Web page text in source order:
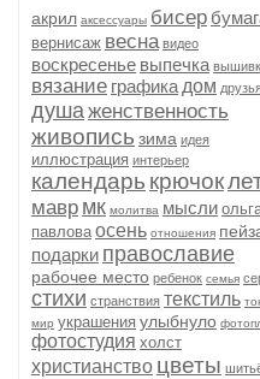
акрил аксессуары бисер
вернисаж весна видео
воскресенье выпечка
вязание графика дом
душаженственность
живопись зима идея
иллюстрация интерьер
календарь крючок
мавр мк молитва мысли
павлова осень отношения
подарки православие
рабочее место ребенок семья
стихи странствия текстиль
мир украшения улыбнуло
фотостудия холст
христианство цветы